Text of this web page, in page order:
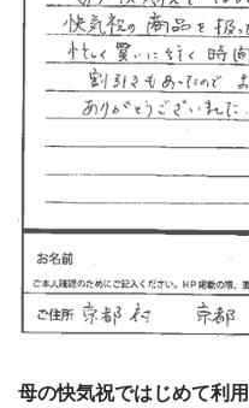
母の快気祝ではじめて利